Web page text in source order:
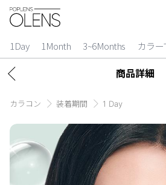
1Day 1Month 3~6Months カラ
ログイン
カラコン比較
今月限定特典
カラコン
装着期間
商品詳細
カラコン 装着期間 1 Day